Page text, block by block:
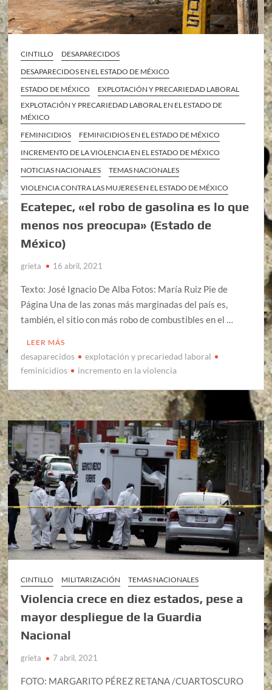
CINTILLO
DESAPARECIDOS
DESAPARECIDOS EN EL ESTADO DE MÉXICO
ESTADO DE MÉXICO
EXPLOTACIÓN Y PRECARIEDAD LABORAL
EXPLOTACIÓN Y PRECARIEDAD LABORAL EN EL ESTADO DE
MÉXICO
FEMINICIDIOS
FEMINICIDIOS EN EL ESTADO DE MÉXICO
INCREMENTO DE LA VIOLENCIA EN EL ESTADO DE MÉXICO
NOTICIAS NACIONALES
TEMAS NACIONALES
VIOLENCIA CONTRA LAS MUJERES EN EL ESTADO DE MÉXICO
Ecatepec, «el robo de gasolina es lo que
menos nos preocupa» (Estado de
México)
grieta 16 abril, 2021
Texto: José Ignacio De Alba Fotos: María Ruiz Pie de
Página Una de las zonas más marginadas del país es,
también, el sitio con más robo de combustibles en el …
LEER MÁS
desaparecidos
explotación y precariedad laboral
feminicidios
incremento en la violencia
CINTILLO MILITARIZACIÓN TEMAS NACIONALES
Violencia crece en diez estados, pese a
mayor despliegue de la Guardia
Nacional
grieta 7 abril, 2021
FOTO: MARGARITO PÉREZ RETANA /CUARTOSCURO